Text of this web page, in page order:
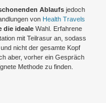
Ablaufs jedoch
von Health Travels
die ideale Wahl. Erfahrene
mit Teilrasur an, sodass
nicht der gesamte Kopf
aber, vorher ein Gespräch
Methode zu finden.